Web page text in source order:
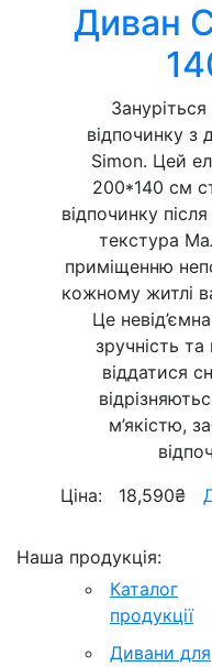
Диван
відпочинку
Simon. Цей
200*140 см
відпочинку
текстура
приміщенню
кожному житлі
Це
зручність
віддатися
м’якістю,
Ціна:
18,590₴
Наша продукція:
Каталог
продукції
Дивани для